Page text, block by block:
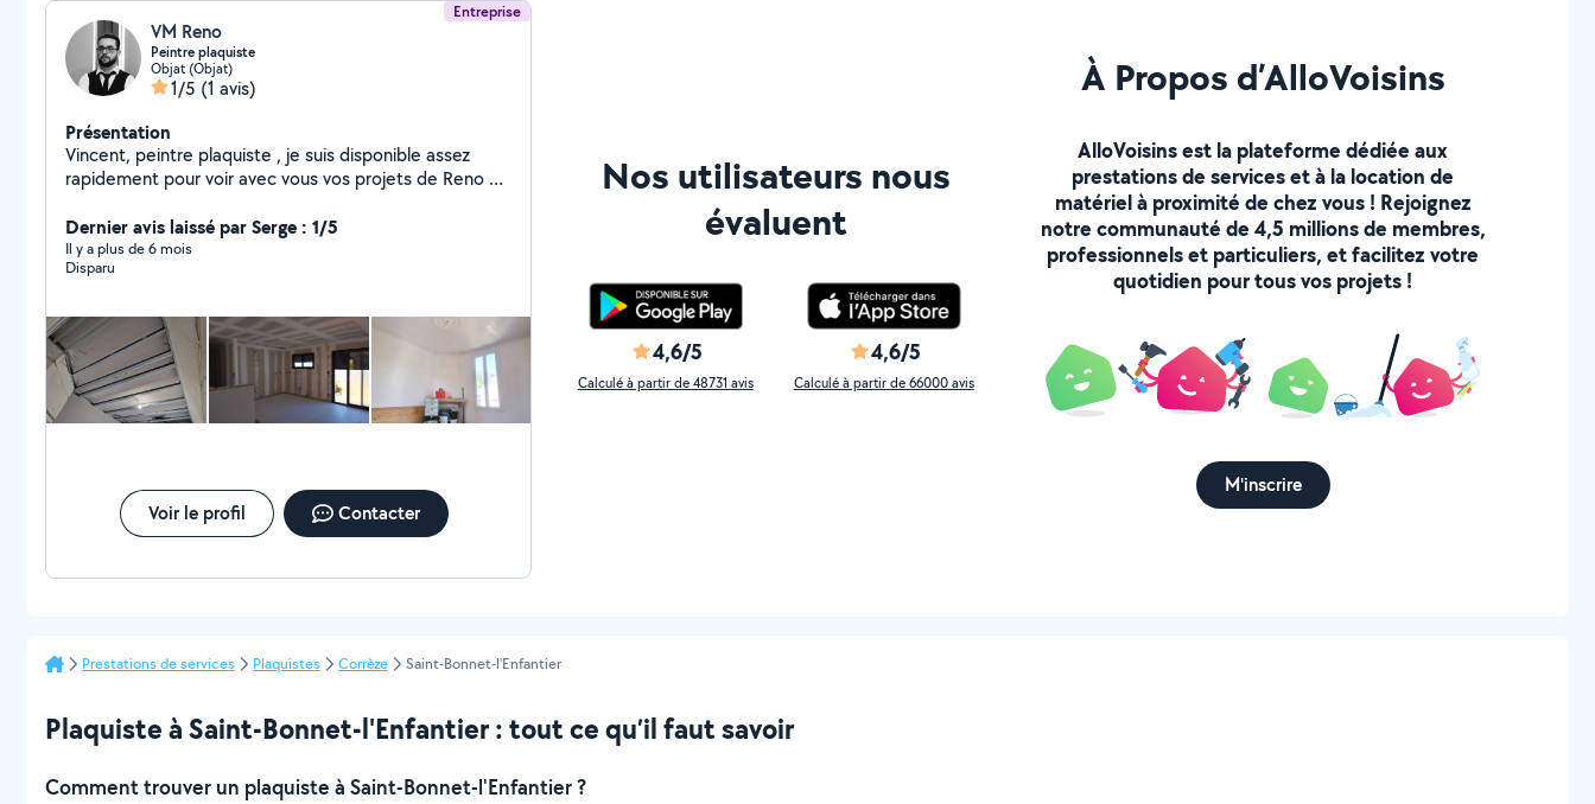
Entreprise
VM Reno
Peintre plaquiste
Objat (Objat)
1/5 (1 avis)
Présentation
Vincent, peintre plaquiste , je suis disponible assez
rapidement pour voir avec vous vos projets de Reno ou
de pose de sol type parquet/ lvt ainsi que de
l'agencement à partir de meuble à monter.
Dernier avis laissé par Serge : 1/5
Il y a plus de 6 mois
Disparu
Voir le profil Contacter
Nos utilisateurs nous
évaluent
4,6/5
Calculé à partir de 48731 avis
4,6/5
Calculé à partir de 66000 avis
À Propos d’AlloVoisins
AlloVoisins est la plateforme dédiée aux
prestations de services et à la location de
matériel à proximité de chez vous ! Rejoignez
notre communauté de 4,5 millions de membres,
professionnels et particuliers, et facilitez votre
quotidien pour tous vos projets !
M'inscrire
Prestations de services Plaquistes Corrèze Saint-Bonnet-l'Enfantier
Plaquiste à Saint-Bonnet-l'Enfantier : tout ce qu’il faut savoir
Comment trouver un plaquiste à Saint-Bonnet-l'Enfantier ?